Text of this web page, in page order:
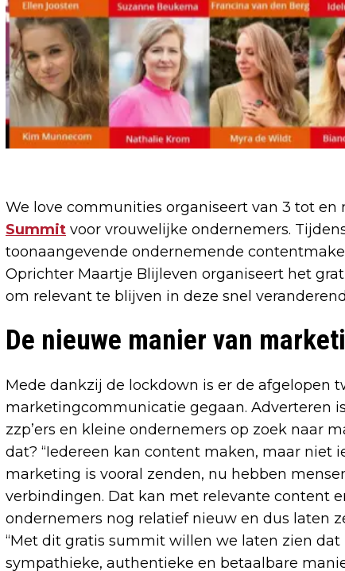
We love communities organiseert van 3 tot en
Summit voor vrouwelijke ondernemers.
toonaangevende ondernemende
Oprichter Maartje Blijleven organiseert het
om relevant te blijven in deze snel
De nieuwe manier van
Mede dankzij de lockdown is er de afgelopen
marketingcommunicatie gegaan. Adverteren
zzp’ers en kleine ondernemers op zoek naar
dat? “Iedereen kan content maken, maar niet
marketing is vooral zenden, nu hebben
verbindingen. Dat kan met relevante content
ondernemers nog relatief nieuw en dus laten
“Met dit gratis summit willen we laten zien
sympathieke, authentieke en betaalbare